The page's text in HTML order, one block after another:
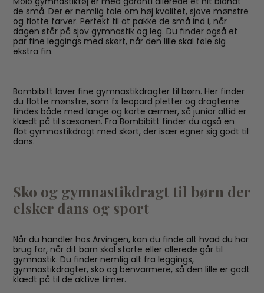
de små. Der er nemlig tale om høj kvalitet, sjove mønstre
og flotte farver. Perfekt til at pakke de små ind i, når
dagen står på sjov gymnastik og leg. Du finder også et
par fine leggings med skørt, når den lille skal føle sig
ekstra fin.
Bombibitt laver fine gymnastikdragter til børn. Her finder
du flotte mønstre, som fx leopard pletter og dragterne
findes både med lange og korte ærmer, så junior altid er
klædt på til sæsonen. Fra Bombibitt finder du også en
flot gymnastikdragt med skørt, der især egner sig godt til
dans.
Sko og gymnastikdragt til børn der
elsker dans og sport
Når du handler hos Arvingen, kan du finde alt hvad du har
brug for, når dit barn skal starte eller allerede går til
gymnastik. Du finder nemlig alt fra leggings,
gymnastikdragter, sko og benvarmere, så den lille er godt
klædt på til de aktive timer.